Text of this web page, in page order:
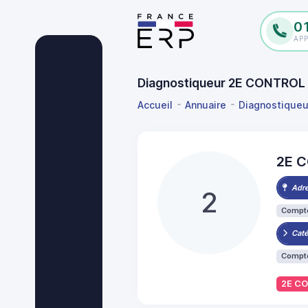
Diagnostiqueur 2E
Accueil Annuaire
2
2E
2E